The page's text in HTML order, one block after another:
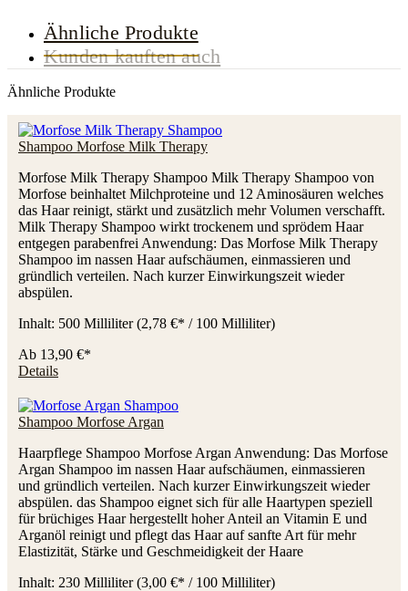
Ähnliche Produkte
Kunden kauften auch
Ähnliche Produkte
Shampoo Morfose Milk Therapy
Morfose Milk Therapy Shampoo Milk Therapy Shampoo von
Morfose beinhaltet Milchproteine und 12 Aminosäuren welches
das Haar reinigt, stärkt und zusätzlich mehr Volumen verschafft.
Milk Therapy Shampoo wirkt trockenem und sprödem Haar
entgegen parabenfrei Anwendung: Das Morfose Milk Therapy
Shampoo im nassen Haar aufschäumen, einmassieren und
gründlich verteilen. Nach kurzer Einwirkungszeit wieder
abspülen.
Inhalt: 500 Milliliter(2,78 €* / 100 Milliliter)
Ab 13,90 €*
Details
Shampoo Morfose Argan
Haarpflege Shampoo Morfose Argan Anwendung: Das Morfose
Argan Shampoo im nassen Haar aufschäumen, einmassieren
und gründlich verteilen. Nach kurzer Einwirkungszeit wieder
abspülen. das Shampoo eignet sich für alle Haartypen speziell
für brüchiges Haar hergestellt hoher Anteil an Vitamin E und
Arganöl reinigt und pflegt das Haar auf sanfte Art für mehr
Elastizität, Stärke und Geschmeidigkeit der Haare
Inhalt: 230 Milliliter(3,00 €* / 100 Milliliter)